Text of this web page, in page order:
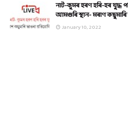
নাট-কুমৰ হৰণ হৰি-হৰ যুদ্ধ
আমগুৰি স্থান- মৰাণ কছুমাৰি
January 10, 2022